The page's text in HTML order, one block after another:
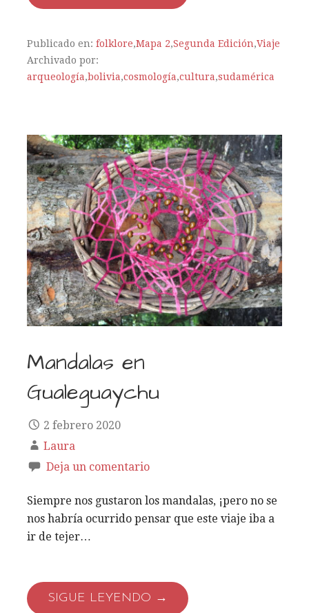
Publicado en: folklore,Mapa 2,Segunda Edición,Viaje
Archivado por:
arqueología,bolivia,cosmología,cultura,sudamérica
Mandalas en
Gualeguaychu
2 febrero 2020
Laura
Deja un comentario
Siempre nos gustaron los mandalas, ¡pero no se
nos habría ocurrido pensar que este viaje iba a
ir de tejer…
SIGUE LEYENDO →